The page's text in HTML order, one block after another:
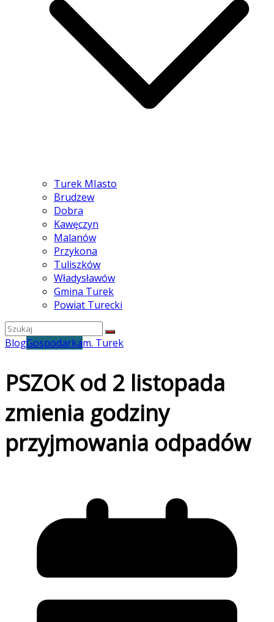
Turek MIasto
Brudzew
Dobra
Kawęczyn
Malanów
Przykona
Tuliszków
Władysławów
Gmina Turek
Powiat Turecki
BlogGospodarkam. Turek
PSZOK od 2 listopada
zmienia godziny
przyjmowania odpadów